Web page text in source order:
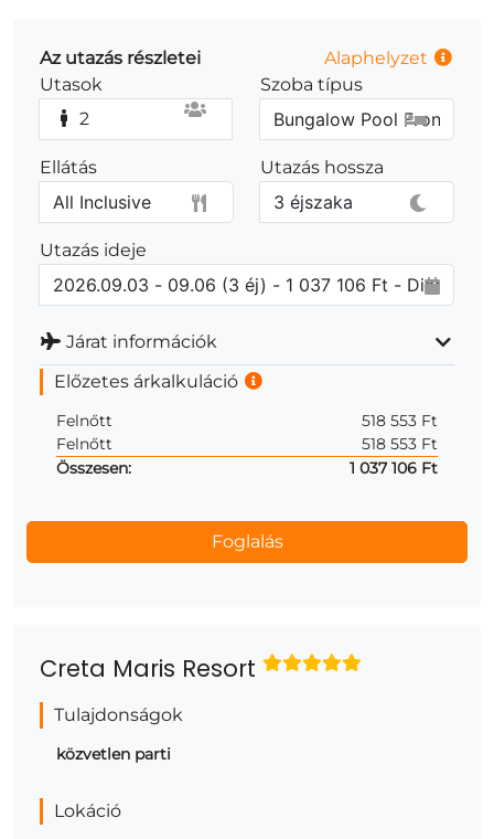
Creta Maris Resort
Tulajdonságok
közvetlen parti
Lokáció
Az utazás részletei
Alaphelyzet
Utasok
2
Szoba típus
Ellátás Utazás hossza
Utazás ideje
Járat információk
Előzetes árkalkuláció
Felnőtt
518 553 Ft
Felnőtt
518 553 Ft
Összesen:
1 037 106 Ft